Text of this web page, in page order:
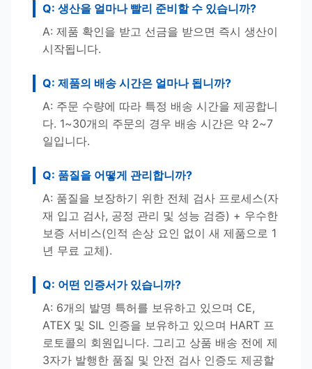
Q: 생산을 얼마나 빨리 준비할 수 있습니까?
A: 제품 확인을 받고 선금을 받으면 즉시 생산이
시작됩니다.
Q: 제품의 배송 시간은 얼마나 됩니까?
A: 주문 수량에 따라 특정 배송 시간을 제공합니
다. 1~30개의 주문의 경우 배송 시간은 약 2~7
일입니다.
Q: 품질을 어떻게 관리합니까?
A: 품질을 보장하기 위한 전체 검사 프로세스(자
재 입고 검사, 공정 관리 및 성능 검증) + 우수한
보증 서비스(인적 손상 요인 없이 새 제품으로 1
년 무료 교체).
Q: 어떤 인증서가 있습니까?
A: 6개의 발명 특허를 보유하고 있으며 CE,
ATEX 및 SIL 인증을 보유하고 있으며 HART 프
로토콜의 회원입니다. 그리고 상품 배송 전에 제
3자가 발행한 품질 및 안전 검사 인증도 제공할